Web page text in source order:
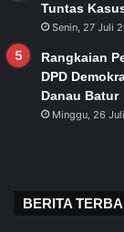
Tuntas
Senin, 27 Juli
Rangkaian
DPD
Danau Batur
Minggu, 26
BERITA